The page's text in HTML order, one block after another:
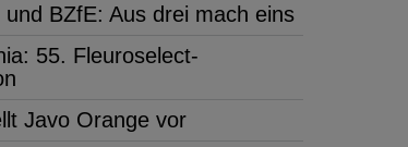
und BZfE: Aus drei mach eins
55. Fleuroselect-
Javo Orange vor